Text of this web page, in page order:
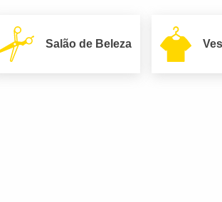
Salão de Beleza